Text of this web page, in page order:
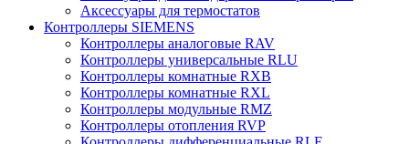
Аксессуары для термостатов
Контроллеры SIEMENS
Контроллеры аналоговые RAV
Контроллеры универсальные RLU
Контроллеры комнатные RXB
Контроллеры комнатные RXL
Контроллеры модульные RMZ
Контроллеры отопления RVP